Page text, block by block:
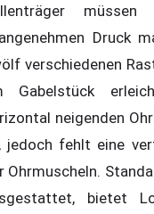
Druck
verschiedenen
Gabelstück
neigenden
jedoch fehlt eine
Ohrmuscheln.
bietet